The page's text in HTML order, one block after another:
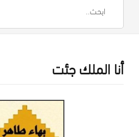
أنا الملك جئت